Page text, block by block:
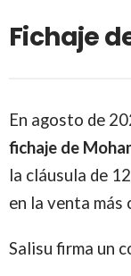
Fichaje
En agosto de
fichaje de
la cláusula de
en la venta más
Salisu firma un